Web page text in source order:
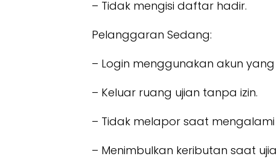
– Tidak mengisi daftar hadir.
Pelanggaran Sedang:
– Login menggunakan akun yang
– Keluar ruang ujian tanpa izin.
– Tidak melapor saat
– Menimbulkan keributan saat